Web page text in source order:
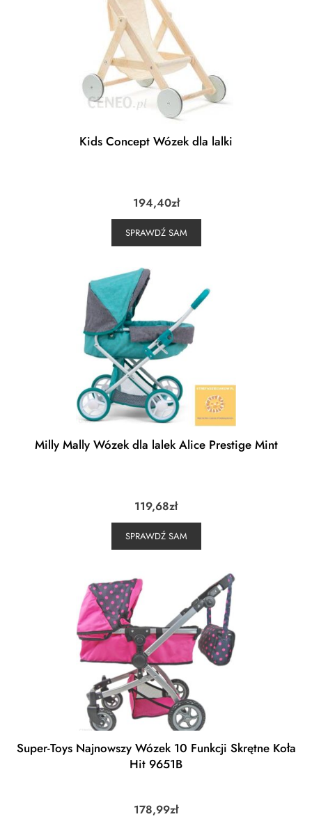
Kids Concept Wózek dla lalki
194,40zł
SPRAWDŹ SAM
Milly Mally Wózek dla lalek Alice Prestige Mint
119,68zł
SPRAWDŹ SAM
Super-Toys Najnowszy Wózek 10 Funkcji Skrętne Koła
Hit 9651B
178,99zł